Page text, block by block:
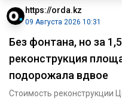
https://orda.kz
09 Августа 2026 10:31
Без фонтана, но за
реконструкция
подорожала вдвое
Стоимость реконструкции